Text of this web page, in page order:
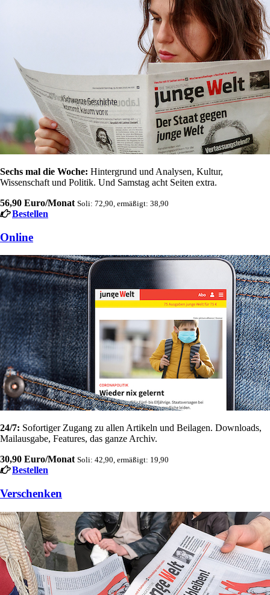
Sechs mal die Woche: Hintergrund und Analysen, Kultur,
Wissenschaft und Politik. Und Samstag acht Seiten extra.
56,90 Euro/Monat Soli: 72,90, ermäßigt: 38,90
Bestellen
Online
24/7: Sofortiger Zugang zu allen Artikeln und Beilagen. Downloads,
Mailausgabe, Features, das ganze Archiv.
30,90 Euro/Monat Soli: 42,90, ermäßigt: 19,90
Bestellen
Verschenken